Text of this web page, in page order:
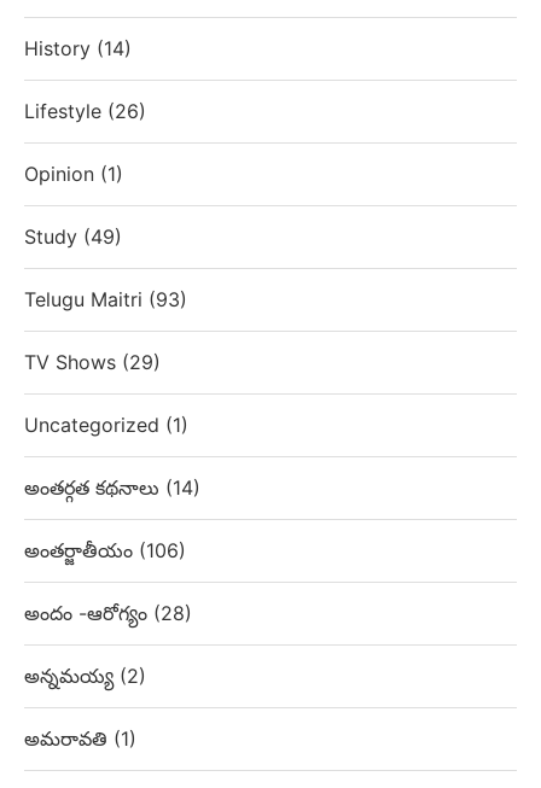
History (14)
Lifestyle (26)
Opinion (1)
Study (49)
Telugu Maitri (93)
TV Shows (29)
Uncategorized (1)
అంతర్గత కథనాలు (14)
అంతర్జాతీయం (106)
అందం -ఆరోగ్యం (28)
అన్నమయ్య (2)
అమరావతి (1)